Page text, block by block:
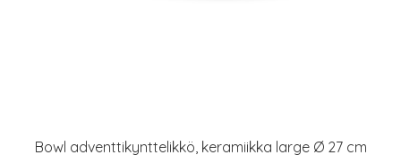
Bowl adventtikynttelikkö, keramiikka large Ø 27 cm